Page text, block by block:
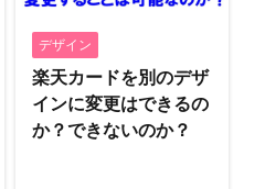
デザイン
楽天カードを別のデザ
インに変更はできるの
か？できないのか？